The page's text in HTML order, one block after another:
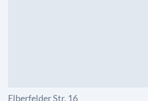
Elberfelder Str. 16